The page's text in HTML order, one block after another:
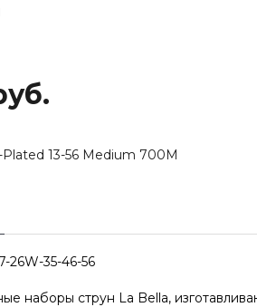
Plated 13-56 Medium 700M
26W-35-46-56
наборы струн La Bella,